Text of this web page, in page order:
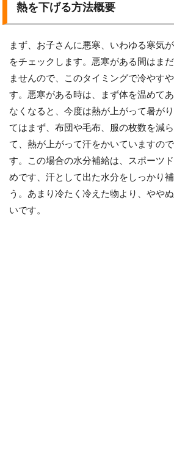
熱を下げる方法概要
まず、お子さんに悪寒、いわゆる寒気
をチェックします。悪寒がある間はま
ませんので、このタイミングで冷やす
す。悪寒がある時は、まず体を温めて
なくなると、今度は熱が上がって暑が
てはまず、布団や毛布、服の枚数を減
て、熱が上がって汗をかいていますの
す。この場合の水分補給は、スポーツ
めです、汗として出た水分をしっかり
う。あまり冷たく冷えた物より、やや
いです。